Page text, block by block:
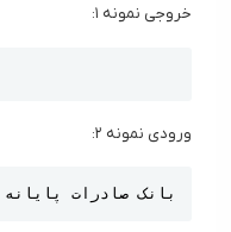
خروجی نمونه ۱:
ورودی نمونه ۲:
بانک صادرات پایانه فروش:443 حساب:01000